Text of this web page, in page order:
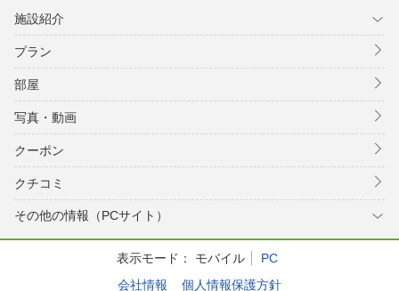
施設紹介
プラン
部屋
写真・動画
クーポン
クチコミ
その他の情報（PCサイト）
表示モード： モバイル
PC
会社情報
個人情報保護方針